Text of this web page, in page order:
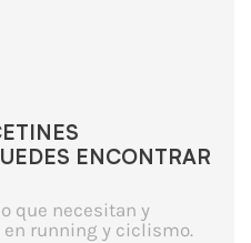
ENCONTRAR
que necesitan y
running y ciclismo.